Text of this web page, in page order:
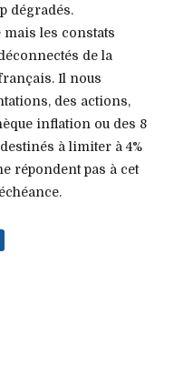
dégradés.
mais les constats
de la
Il nous
des actions,
inflation ou des 8
à limiter à 4%
répondent pas à cet